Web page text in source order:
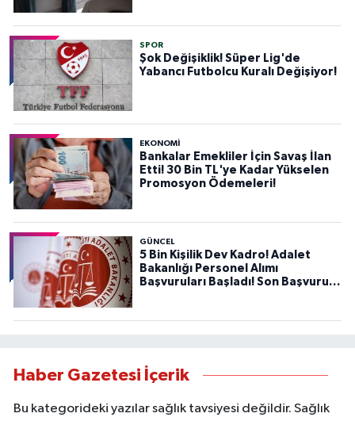
SPOR
Şok Değişiklik! Süper Lig'de
Yabancı Futbolcu Kuralı Değişiyor!
EKONOMİ
Bankalar Emekliler İçin Savaş İlan
Etti! 30 Bin TL'ye Kadar Yükselen
Promosyon Ödemeleri!
GÜNCEL
5 Bin Kişilik Dev Kadro! Adalet
Bakanlığı Personel Alımı
Başvuruları Başladı! Son Başvuru
Haber Gazetesi İçerik
Bu kategorideki yazılar sağlık tavsiyesi değildir. Sağlık